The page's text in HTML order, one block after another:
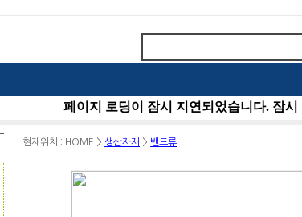
현재위치 : HOME > 생산자재 > 밴드류